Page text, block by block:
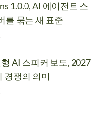
1.0.0, AI 에이전트 스
를 묶는 새 표준
AI 스피커 보도, 2027
경쟁의 의미